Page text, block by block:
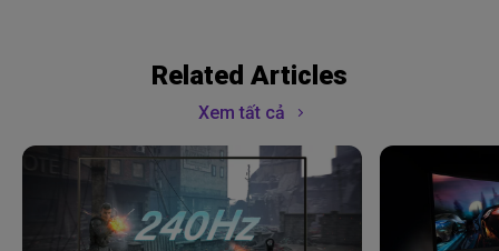
Related Articles
Xem tất cả